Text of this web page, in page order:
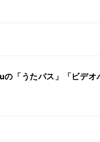
「うたパス」「ビデオ